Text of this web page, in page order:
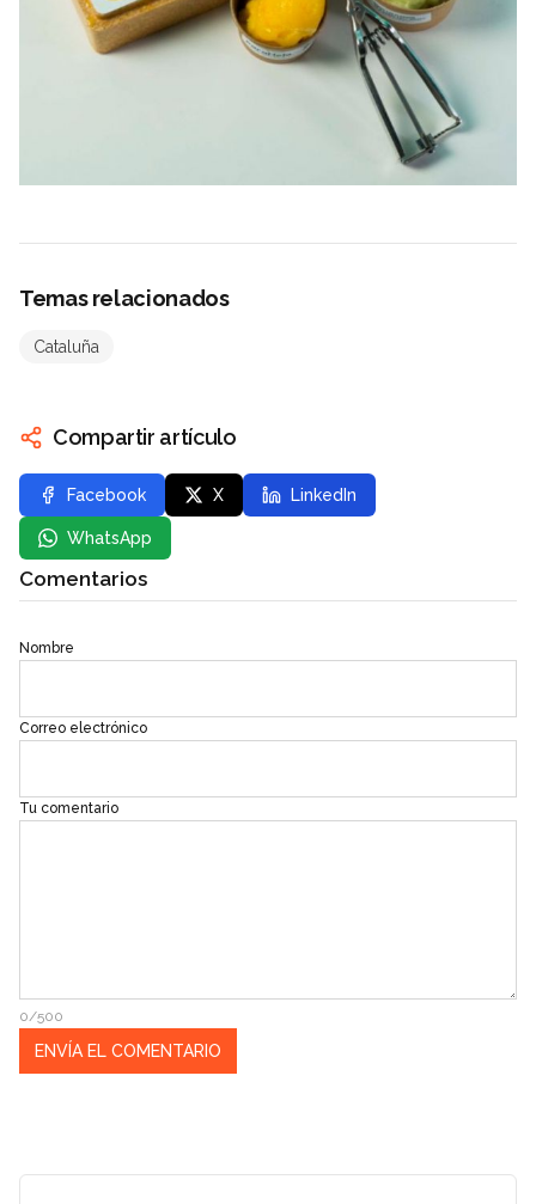
Temas relacionados
Cataluña
Compartir artículo
Facebook X LinkedIn
WhatsApp
Comentarios
Nombre
Correo electrónico
Tu comentario
0/500